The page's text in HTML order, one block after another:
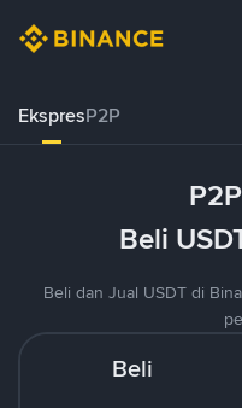
EkspresP2P
Beli
Beli dan Jual USDT di
Beli